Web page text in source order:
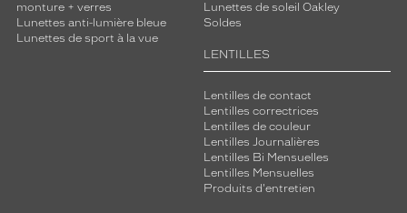
monture + verres
Lunettes anti-lumière bleue
Lunettes de sport à la vue
Lunettes de soleil Oakley
Soldes
LENTILLES
Lentilles de contact
Lentilles correctrices
Lentilles de couleur
Lentilles Journalières
Lentilles Bi Mensuelles
Lentilles Mensuelles
Produits d'entretien